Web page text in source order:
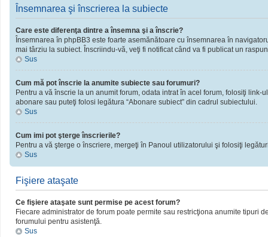
Însemnarea şi înscrierea la subiecte
Care este diferenţa dintre a însemna şi a înscrie?
Însemnarea în phpBB3 este foarte asemănătoare cu însemnarea în
mai târziu la subiect. Înscriindu-vă, veţi fi notificat când va fi publicat un
Sus
Cum mă pot înscrie la anumite subiecte sau forumuri?
Pentru a vă înscrie la un anumit forum, odata intrat în acel forum, folosiţi
abonare sau puteţi folosi legătura “Abonare subiect” din cadrul subiectului.
Sus
Cum imi pot şterge înscrierile?
Pentru a vă şterge o înscriere, mergeţi în Panoul utilizatorului şi folosiţi
Sus
Fişiere ataşate
Ce fişiere ataşate sunt permise pe acest forum?
Fiecare administrator de forum poate permite sau restricţiona anumite tipuri
forumului pentru asistenţă.
Sus